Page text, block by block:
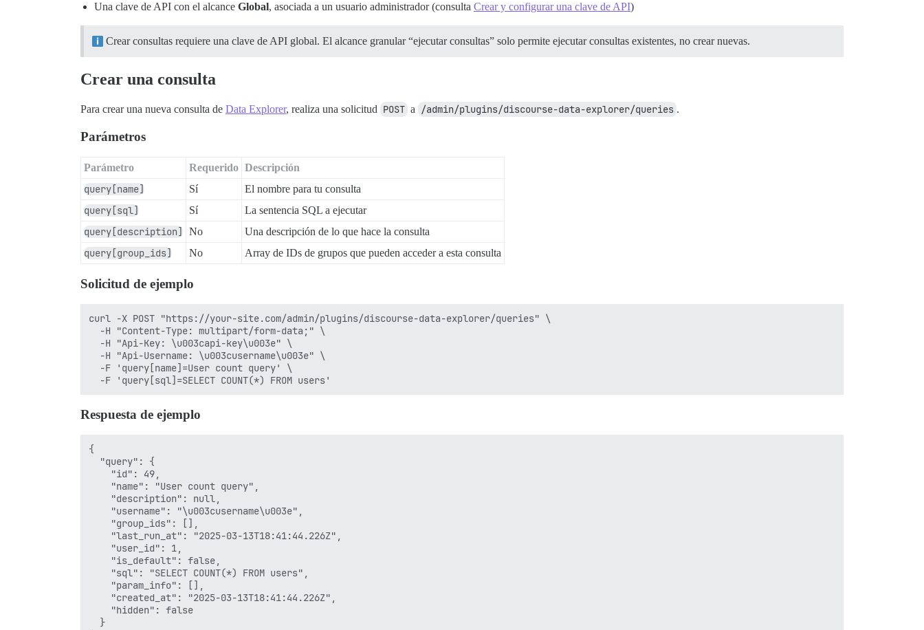
Una clave de API con el alcance Global, asociada a un usuario administrador (consulta Crear y configurar una clave de API)
Crear consultas requiere una clave de API global. El alcance granular “ejecutar consultas” solo permite ejecutar consultas existentes, no crear nuevas.
Crear una consulta
Para crear una nueva consulta de Data Explorer, realiza una solicitud POST a /admin/plugins/discourse-data-explorer/queries .
Parámetros
Parámetro Requerido Descripción
query[name] Sí El nombre para tu consulta
query[sql] Sí La sentencia SQL a ejecutar
query[description] No Una descripción de lo que hace la consulta
query[group_ids] No Array de IDs de grupos que pueden acceder a esta consulta
Solicitud de ejemplo
curl -X POST "https://your-site.com/admin/plugins/discourse-data-explorer/queries" \
  -H "Content-Type: multipart/form-data;" \
  -H "Api-Key: \u003capi-key\u003e" \
  -H "Api-Username: \u003cusername\u003e" \
  -F 'query[name]=User count query' \
Respuesta de ejemplo
{
  "query": {
    "id": 49,
    "name": "User count query",
    "description": null,
    "username": "\u003cusername\u003e",
    "group_ids": [],
    "last_run_at": "2025-03-13T18:41:44.226Z",
    "user_id": 1,
    "is_default": false,
    "sql": "SELECT COUNT(*) FROM users",
    "param_info": [],
    "created_at": "2025-03-13T18:41:44.226Z",
    "hidden": false
  }